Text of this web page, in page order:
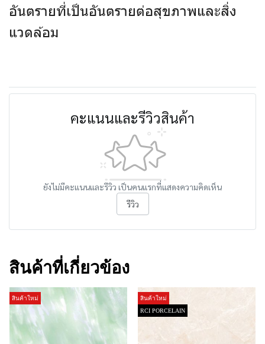
อันตรายที่เป็นอันตรายต่อสุขภาพและสิ่ง
แวดล้อม
คะแนนและรีวิวสินค้า
ยังไม่มีคะแนนและรีวิว เป็นคนแรกที่แสดงความคิดเห็น
รีวิว
สินค้าที่เกี่ยวข้อง
สินค้าใหม่
สินค้าใหม่
RCI PORCELAIN